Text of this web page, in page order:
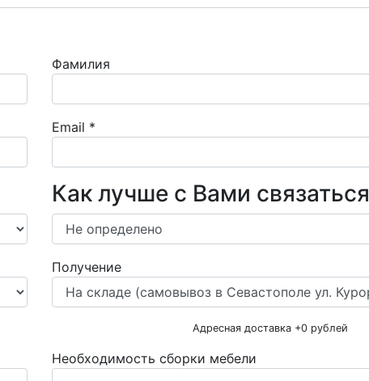
Фамилия
Email *
Как лучше с Вами связаться
Получение
Адресная доставка +0 рублей
Необходимость сборки мебели